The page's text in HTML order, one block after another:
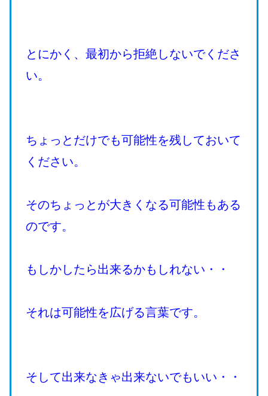
とにかく、最初から拒絶しないでくださ
い。
ちょっとだけでも可能性を残しておいて
ください。
そのちょっとが大きくなる可能性もある
のです。
もしかしたら出来るかもしれない・・
それは可能性を広げる言葉です。
そして出来なきゃ出来ないでもいい・・